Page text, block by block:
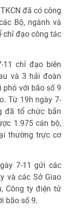
đã có công
Bộ, ngành và
chỉ đạo công tác
11 chỉ đạo biên
và 3 hải đoàn
phó với bão số 9
Từ 19h ngày 7-
đã tổ chức bắn
1.975 cán bộ,
thường trực cơ
7-11 gửi các
và các Sở Giao
Công ty điện tử
bão số 9.